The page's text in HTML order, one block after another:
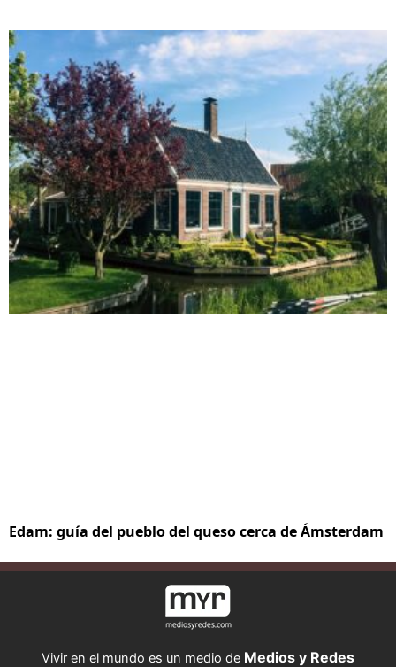
Edam: guía del pueblo del queso cerca de Ámsterdam
Vivir en el mundo es un medio de Medios y Redes